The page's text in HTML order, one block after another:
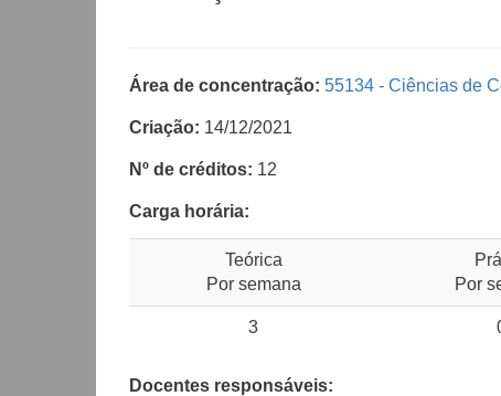
Área de concentração: 55134 - Ciências de
Criação: 14/12/2021
Nº de créditos: 12
Carga horária:
Teórica
Por semana
Por
3
Docentes responsáveis: